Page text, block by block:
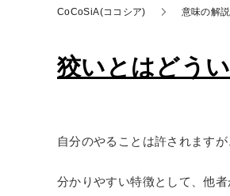
CoCoSiA(ココシア) 意味の解説
狡いとはどう
自分のやることは許されます
分かりやすい特徴として、他